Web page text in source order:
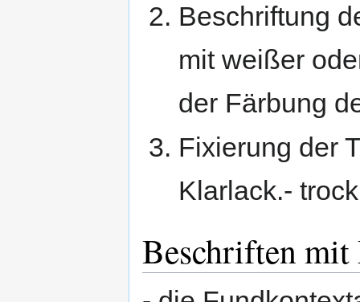
Beschriftung
mit weißer
der Färbung
Fixierung der
Klarlack.-
Beschriften mit